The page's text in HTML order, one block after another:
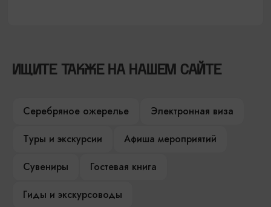
ИЩИТЕ ТАКЖЕ НА НАШЕМ САЙТЕ
Серебряное ожерелье
Электронная виза
Туры и экскурсии
Афиша мероприятий
Сувениры
Гостевая книга
Гиды и экскурсоводы